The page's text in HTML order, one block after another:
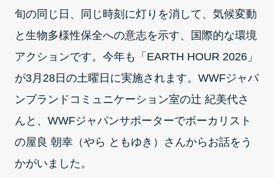
旬の同じ日、同じ時刻に灯りを消して、気候変動
と生物多様性保全への意志を示す、国際的な環境
アクションです。今年も「EARTH HOUR 2026」
が3月28日の土曜日に実施されます。WWFジャパ
ンブランドコミュニケーション室の辻 紀美代さ
んと、WWFジャパンサポーターでボーカリスト
の屋良 朝幸（やら ともゆき）さんからお話をう
かがいました。